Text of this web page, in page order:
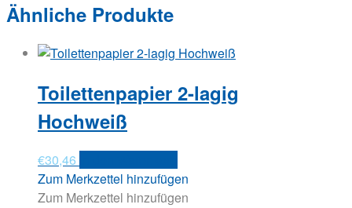
Ähnliche Produkte
Toilettenpapier 2-lagig
Hochweiß
€30,46
Zum Merkzettel hinzufügen
Zum Merkzettel hinzufügen